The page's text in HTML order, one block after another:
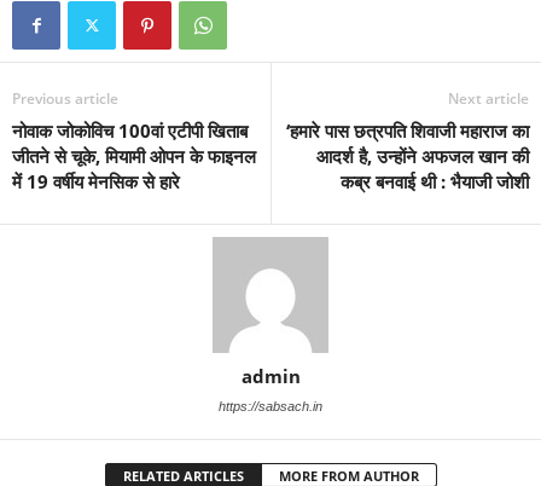
Previous article
नोवाक जोकोविच 100वां एटीपी खिताब
जीतने से चूके, मियामी ओपन के फाइनल
में 19 वर्षीय मेनसिक से हारे
Next article
‘हमारे पास छत्रपति शिवाजी महाराज का
आदर्श है, उन्होंने अफजल खान की
कब्र बनवाई थी : भैयाजी जोशी
admin
https://sabsach.in
RELATED ARTICLES MORE FROM AUTHOR